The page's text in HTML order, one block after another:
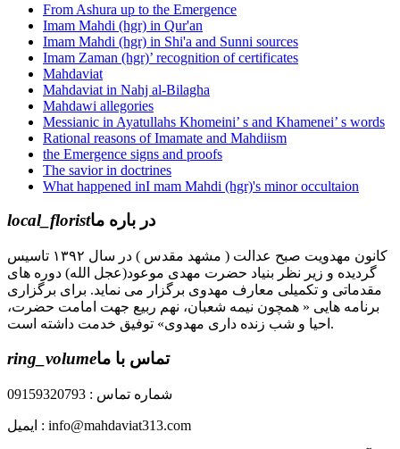
From Ashura up to the Emergence
Imam Mahdi (hgr) in Qur'an
Imam Mahdi (hgr) in Shi'a and Sunni sources
Imam Zaman (hgr)’ recognition of certificates
Mahdaviat
Mahdaviat in Nahj al-Bilagha
Mahdawi allegories
Messianic in Ayatullahs Khomeini’ s and Khamenei’ s words
Rational reasons of Imamate and Mahdiism
the Emergence signs and proofs
The savior in doctrines
What happened inI mam Mahdi (hgr)'s minor occultaion
local_floristدر باره ما
کانون مهدویت صبح عدالت ( مشهد مقدس ) در سال ۱۳۹۲ تاسیس
گردیده و زیر نظر بنیاد حضرت مهدی موعود(عجل الله) دوره های
مقدماتی و تکمیلی معارف مهدوی برگزار می نماید. برای برگزاری
برنامه هایی « همچون نیمه شعبان، نهم ربیع جهت امامت حضرت،
احیا و شب زنده داری مهدوی» توفیق خدمت داشته است.
ring_volumeتماس با ما
شماره تماس : 09159320793
ایمیل : info@mahdaviat313.com